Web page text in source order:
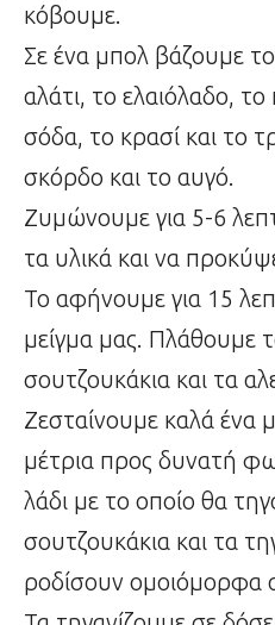
κόβουμε.
Σε ένα μπολ βάζουμε
αλάτι, το ελαιόλαδο, το
σόδα, το κρασί και το
σκόρδο και το αυγό.
Ζυμώνουμε για 5-6
τα υλικά και να
Το αφήνουμε για 15
μείγμα μας. Πλάθουμε
σουτζουκάκια και τα
Ζεσταίνουμε καλά ένα
μέτρια προς δυνατή
λάδι με το οποίο θα
σουτζουκάκια και τα
ροδίσουν ομοιόμορφα